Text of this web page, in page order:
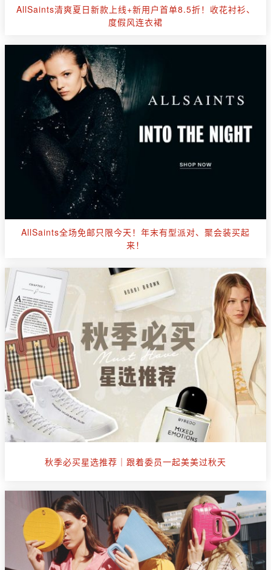
AllSaints清爽夏日新款上线+新用户首单8.5折！收花衬衫、
度假风连衣裙
AllSaints全场免邮只限今天！年末有型派对、聚会装买起
来！
秋季必买星选推荐｜跟着委员一起美美过秋天